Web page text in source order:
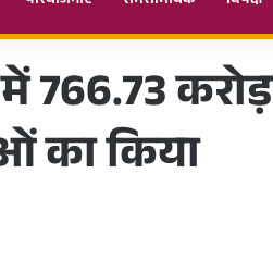
766.73 करोड़
का किया